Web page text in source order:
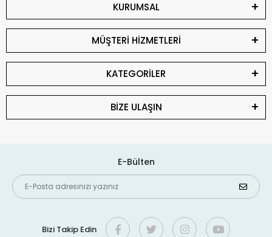
KURUMSAL
MÜŞTERİ HİZMETLERİ
KATEGORİLER
BİZE ULAŞIN
E-Bülten
Bizi Takip Edin